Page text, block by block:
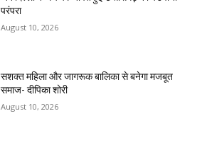
परंपरा
August 10, 2026
सशक्त महिला और जागरूक बालिका से बनेगा मजबूत
समाज- दीपिका शोरी
August 10, 2026